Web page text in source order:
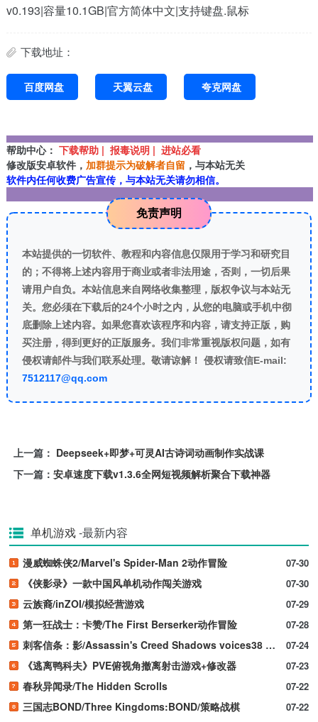
v0.193|容量10.1GB|官方简体中文|支持键盘.鼠标
下载地址：
百度网盘 天翼云盘 夸克网盘
帮助中心： 下载帮助 | 报毒说明 | 进站必看
修改版安卓软件， 加群提示为破解者自留 ，与本站无关
软件内任何收费广告宣传，与本站无关请勿相信。
免责声明
本站提供的一切软件、教程和内容信息仅限用于学习和研究目
的；不得将上述内容用于商业或者非法用途，否则，一切后果
请用户自负。本站信息来自网络收集整理，版权争议与本站无
关。您必须在下载后的24个小时之内，从您的电脑或手机中彻
底删除上述内容。如果您喜欢该程序和内容，请支持正版，购
买注册，得到更好的正版服务。我们非常重视版权问题，如有
侵权请邮件与我们联系处理。敬请谅解！ 侵权请致信E-mail:
7512117@qq.com
上一篇： Deepseek+即梦+可灵AI古诗词动画制作实战课
下一篇： 安卓速度下载v1.3.6全网短视频解析聚合下载神器
单机游戏-最新内容
07-30
漫威蜘蛛侠2/Marvel's Spider-Man 2动作冒险
07-30
《侠影录》一款中国风单机动作闯关游戏
07-29
云族裔/inZOI/模拟经营游戏
07-28
第一狂战士：卡赞/The First Berserker动作冒险
07-24
刺客信条：影/Assassin's Creed Shadows voices38 新游发布
07-23
《逃离鸭科夫》PVE俯视角撤离射击游戏+修改器
07-22
春秋异闻录/The Hidden Scrolls
07-22
三国志BOND/Three Kingdoms:BOND/策略战棋